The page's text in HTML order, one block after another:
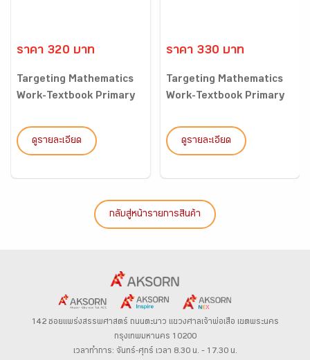
ราคา 320 บาท
Targeting Mathematics
Work-Textbook Primary
ดูรายละเอียด
ราคา 330 บาท
Targeting Mathematics
Work-Textbook Primary
ดูรายละเอียด
กลับสู่หน้ารายการสินค้า
142 ซอยแพร่งสรรพศาสตร์ ถนนตะนาว แขวงศาลเจ้าพ่อเสือ เขตพระนคร
กรุงเทพมหานคร 10200
เวลาทำการ: จันทร์-ศุกร์ เวลา 8.30 น. – 17.30 น.